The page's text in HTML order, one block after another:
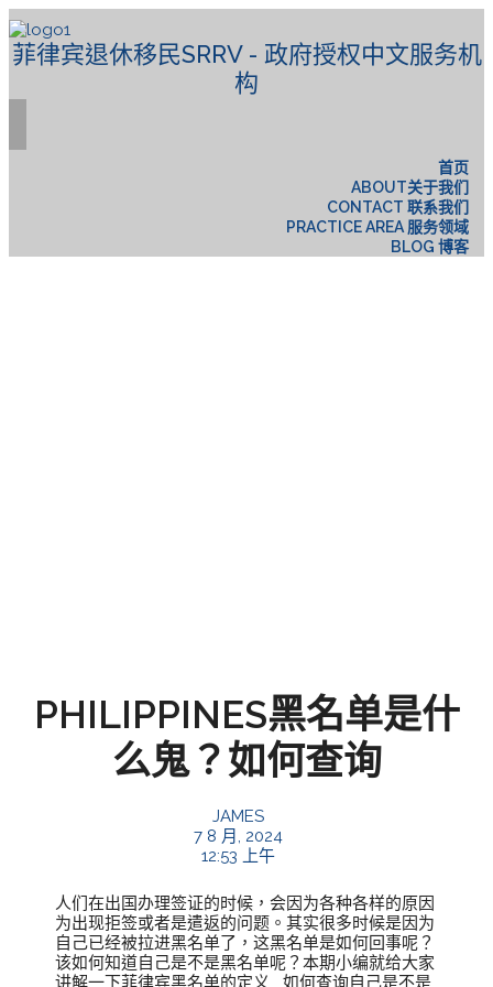
菲律宾退休移民SRRV - 政府授权中文服务机
构
首页
ABOUT关于我们
CONTACT 联系我们
PRACTICE AREA 服务领域
BLOG 博客
PHILIPPINES黑名单是什
么鬼？如何查询
JAMES
7 8 月, 2024
12:53 上午
人们在出国办理签证的时候，会因为各种各样的原因
为出现拒签或者是遣返的问题。其实很多时候是因为
自己已经被拉进黑名单了，这黑名单是如何回事呢？
该如何知道自己是不是黑名单呢？本期小编就给大家
讲解一下菲律宾黑名单的定义 如何查询自己是不是